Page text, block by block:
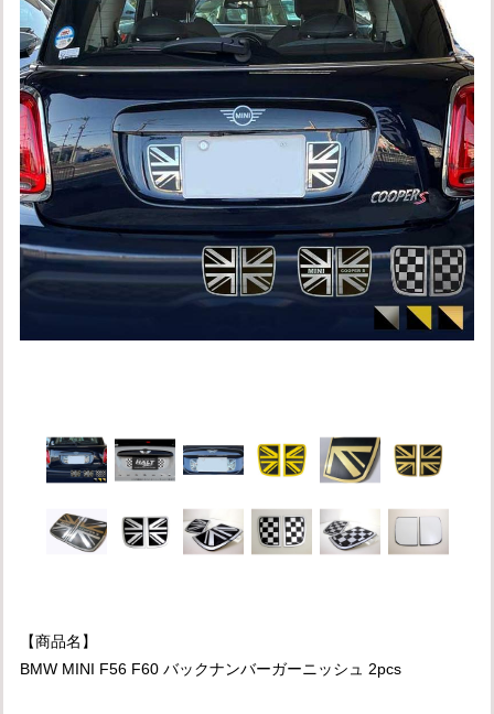
【商品名】
BMW MINI F56 F60 バックナンバーガーニッシュ 2pcs